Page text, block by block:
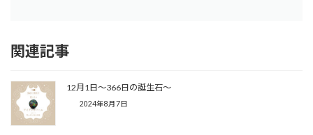
関連記事
12月1日〜366日の誕生石〜
2024年8月7日